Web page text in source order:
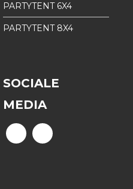
PARTYTENT 6X4
PARTYTENT 8X4
SOCIALE
MEDIA